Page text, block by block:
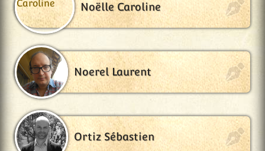
Noëlle Caroline
Noerel Laurent
Ortiz Sébastien